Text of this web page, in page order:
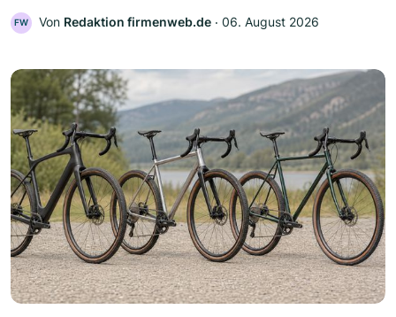
FW Von Redaktion firmenweb.de ‧ 06. August 2026